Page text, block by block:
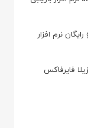
دانلود google chrome 145.0.7632.117 رایگان نرم افزار